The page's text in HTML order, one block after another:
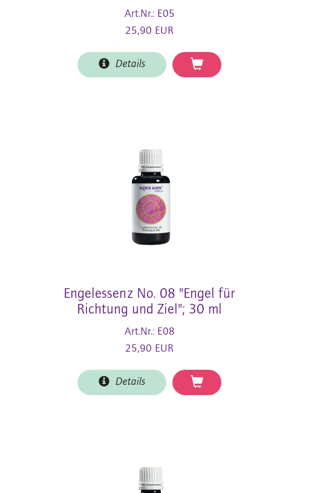
Art.Nr.: E05
25,90 EUR
Details
Engelessenz No. 08 "Engel für
Richtung und Ziel"; 30 ml
Art.Nr.: E08
25,90 EUR
Details